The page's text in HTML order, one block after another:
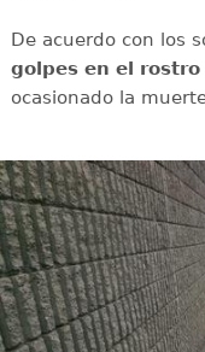
De acuerdo con los
golpes en el rostro
ocasionado la